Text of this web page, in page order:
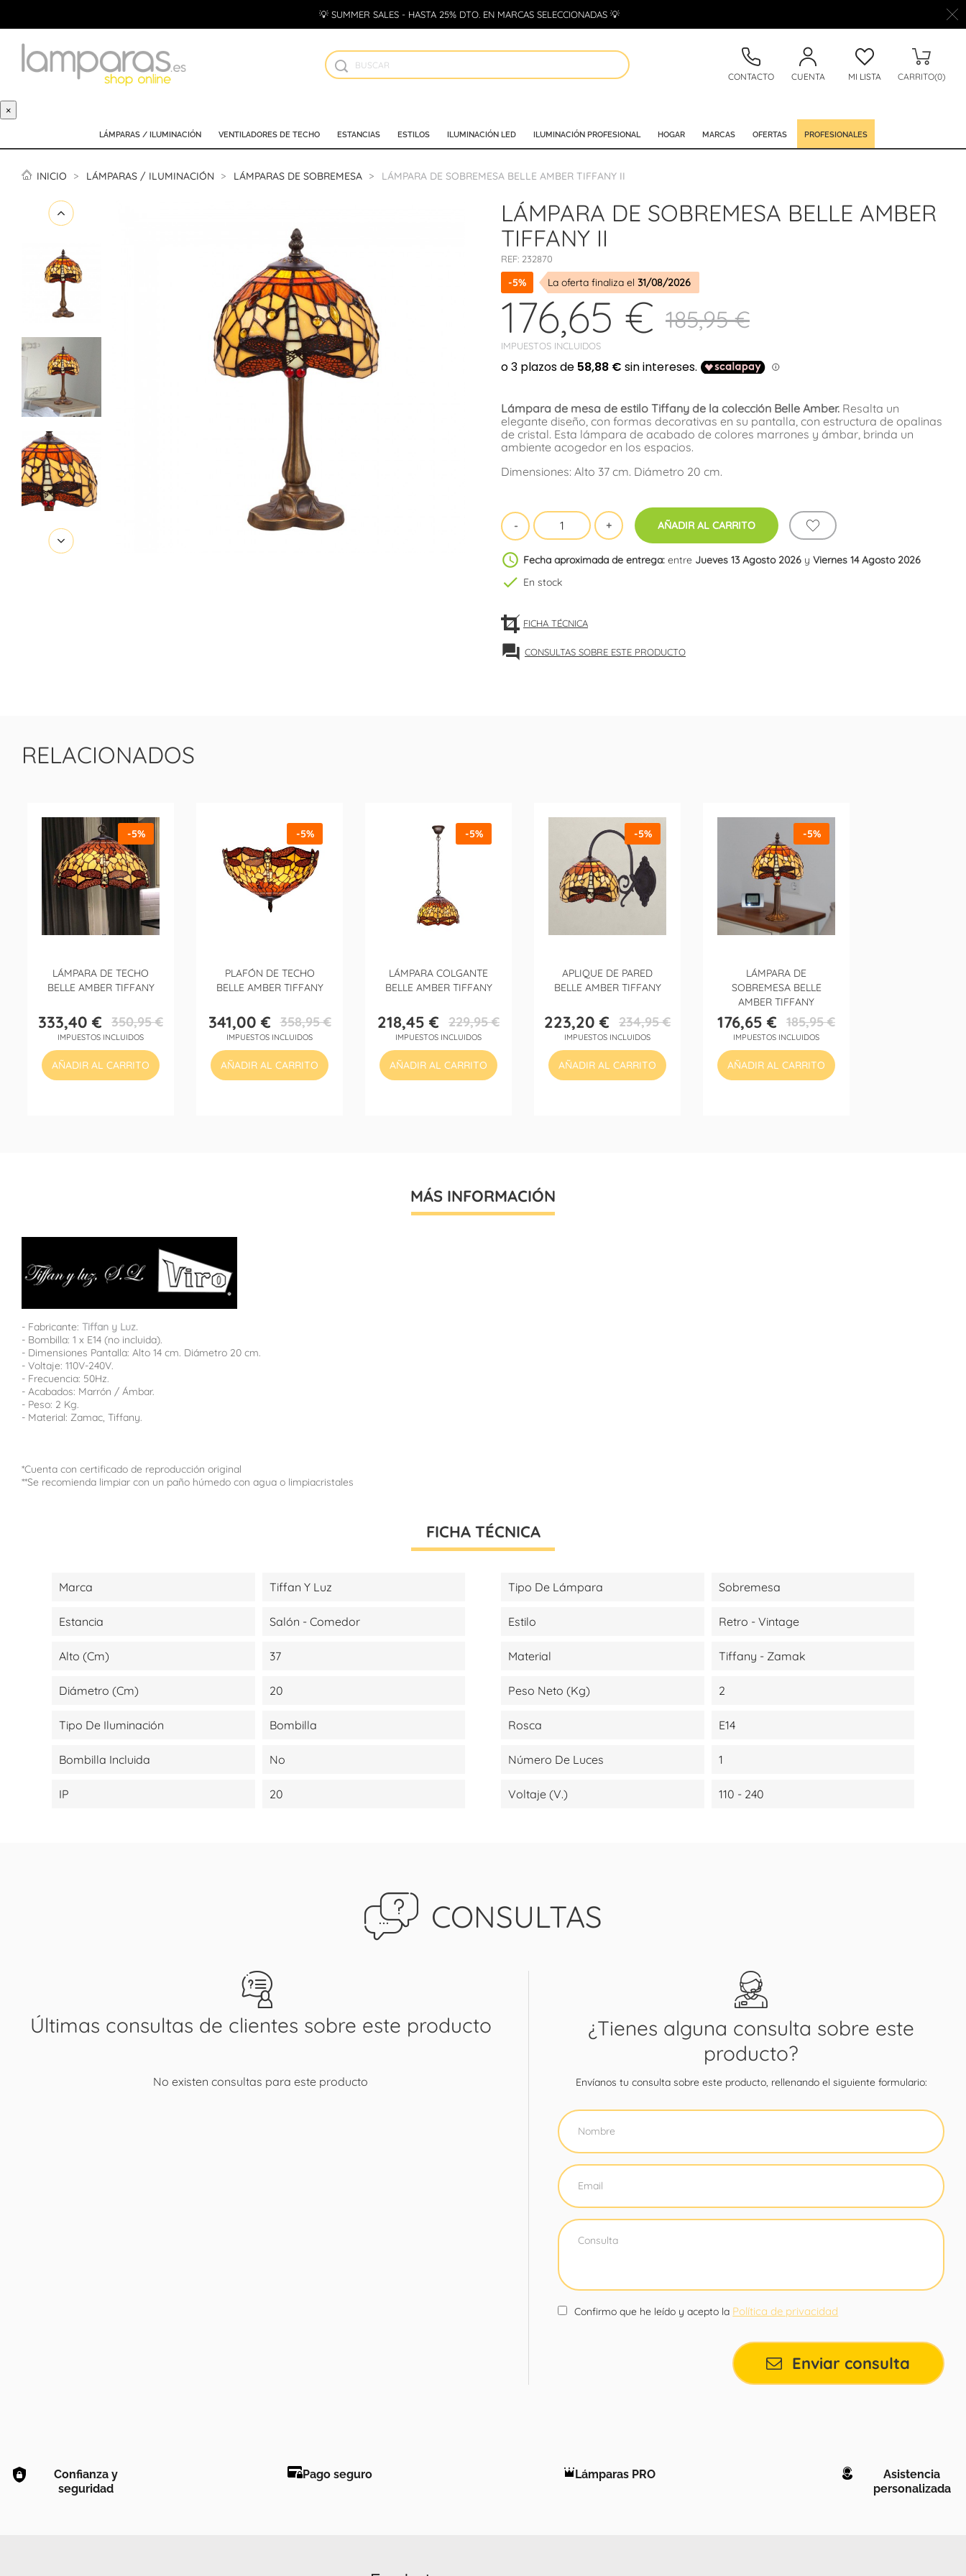
💡 SUMMER SALES - HASTA 25% DTO. EN MARCAS SELECCIONADAS 💡
CONTACTO CUENTA MI LISTA CARRITO(0)
×
LÁMPARAS / ILUMINACIÓN VENTILADORES DE TECHO ESTANCIAS ESTILOS ILUMINACIÓN LED ILUMINACIÓN PROFESIONAL HOGAR MARCAS OFERTAS PROFESIONALES
INICIO LÁMPARAS / ILUMINACIÓN LÁMPARAS DE SOBREMESA LÁMPARA DE SOBREMESA BELLE AMBER TIFFANY II
LÁMPARA DE SOBREMESA BELLE AMBER
TIFFANY II
REF: 232870
-5% La oferta finaliza el 31/08/2026
176,65 €
IMPUESTOS INCLUIDOS
185,95 €
Lámpara de mesa de estilo Tiffany de la colección Belle Amber. Resalta un
elegante diseño, con formas decorativas en su pantalla, con estructura de opalinas
de cristal. Esta lámpara de acabado de colores marrones y ámbar, brinda un
ambiente acogedor en los espacios.
Dimensiones: Alto 37 cm. Diámetro 20 cm.
AÑADIR AL CARRITO
schedule Fecha aproximada de entrega: entre Jueves 13 Agosto 2026 y Viernes 14 Agosto 2026
check En stock
FICHA TÉCNICA
forum CONSULTAS SOBRE ESTE PRODUCTO
RELACIONADOS
LÁMPARA DE TECHO
BELLE AMBER TIFFANY
Precio
333,40 €Precio
base
350,95 €
IMPUESTOS INCLUIDOS
-5%
AÑADIR AL CARRITO
PLAFÓN DE TECHO
BELLE AMBER TIFFANY
Precio
341,00 €Precio
base
358,95 €
IMPUESTOS INCLUIDOS
-5%
AÑADIR AL CARRITO
LÁMPARA COLGANTE
BELLE AMBER TIFFANY
Precio
218,45 €Precio
base
229,95 €
IMPUESTOS INCLUIDOS
-5%
AÑADIR AL CARRITO
APLIQUE DE PARED
BELLE AMBER TIFFANY
Precio
223,20 €Precio
base
234,95 €
IMPUESTOS INCLUIDOS
-5%
AÑADIR AL CARRITO
LÁMPARA DE
SOBREMESA BELLE
AMBER TIFFANY
Precio
176,65 €Precio
base
185,95 €
IMPUESTOS INCLUIDOS
-5%
AÑADIR AL CARRITO
MÁS INFORMACIÓN
- Fabricante: Tiffan y Luz.
- Bombilla: 1 x E14 (no incluida).
- Dimensiones Pantalla: Alto 14 cm. Diámetro 20 cm.
- Voltaje: 110V-240V.
- Frecuencia: 50Hz.
- Acabados: Marrón / Ámbar.
- Peso: 2 Kg.
- Material: Zamac, Tiffany.
*Cuenta con certificado de reproducción original
**Se recomienda limpiar con un paño húmedo con agua o limpiacristales
FICHA TÉCNICA
Marca Tiffan Y Luz Tipo De Lámpara Sobremesa
Estancia Salón - Comedor Estilo Retro - Vintage
Alto (cm) 37 Material Tiffany - Zamak
Diámetro (cm) 20 Peso Neto (kg) 2
Tipo De Iluminación Bombilla Rosca E14
Bombilla Incluida No Número De Luces 1
IP 20 Voltaje (V.) 110 - 240
CONSULTAS
Últimas consultas de clientes sobre este producto
No existen consultas para este producto
¿Tienes alguna consulta sobre este
producto?
Envíanos tu consulta sobre este producto, rellenando el siguiente formulario:
Confirmo que he leído y acepto la Política de privacidad
Enviar consulta
Confianza y
seguridad
Pago seguro Lámparas PRO
Asistencia
personalizada